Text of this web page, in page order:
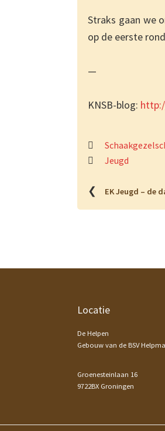
Straks gaan we
op de eerste
—
KNSB-blog:
Jeugd
❮ EK Jeugd – de
Locatie
De Helpen
Gebouw van de BSV
Groenesteinlaan 16
9722BX Groningen